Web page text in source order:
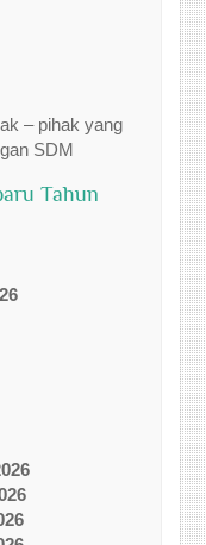
– pihak yang
SDM
Tahun